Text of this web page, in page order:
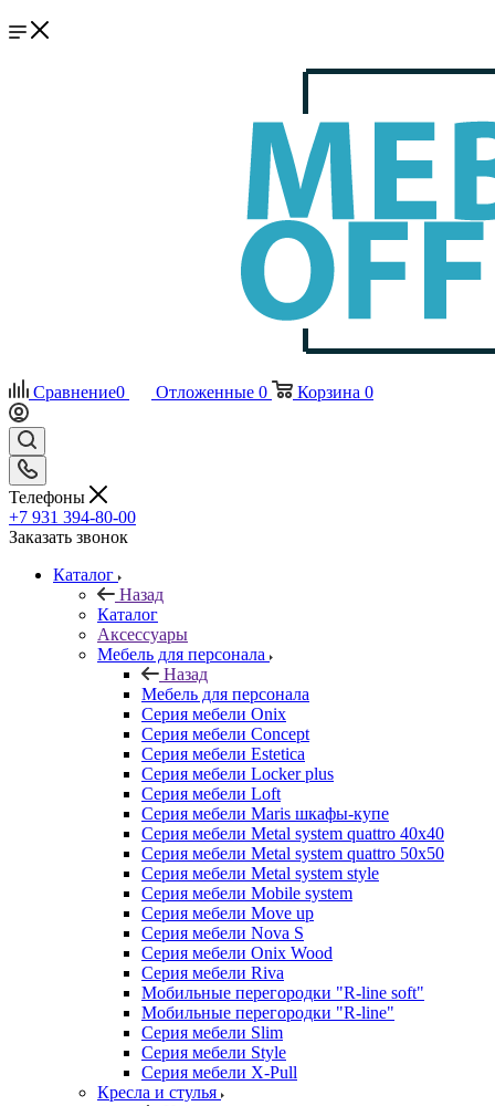
Сравнение0 Отложенные 0 Корзина 0
Телефоны
+7 931 394-80-00
Заказать звонок
Каталог
Назад
Каталог
Аксессуары
Мебель для персонала
Назад
Мебель для персонала
Серия мебели Onix
Серия мебели Concept
Серия мебели Estetica
Серия мебели Locker plus
Серия мебели Loft
Серия мебели Maris шкафы-купе
Серия мебели Metal system quattro 40x40
Серия мебели Metal system quattro 50x50
Серия мебели Metal system style
Серия мебели Mobile system
Серия мебели Move up
Серия мебели Nova S
Серия мебели Onix Wood
Серия мебели Riva
Мобильные перегородки "R-line soft"
Мобильные перегородки "R-line"
Серия мебели Slim
Серия мебели Style
Серия мебели X-Pull
Кресла и стулья